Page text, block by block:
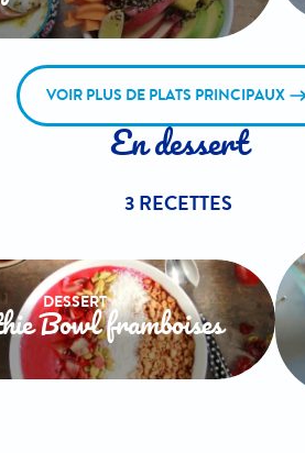
VOIR PLUS DE PLATS PRINCIPAUX
En dessert
3 RECETTES
DESSERT
Bowl framboises